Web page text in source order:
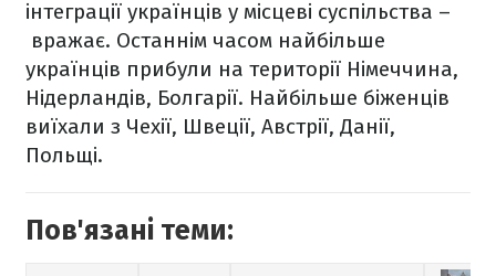
інтеграції українців у місцеві суспільства –
вражає. Останнім часом найбільше
українців прибули на території Німеччина,
Нідерландів, Болгарії. Найбільше біженців
виїхали з Чехії, Швеції, Австрії, Данії,
Польщі.
Пов'язані теми: